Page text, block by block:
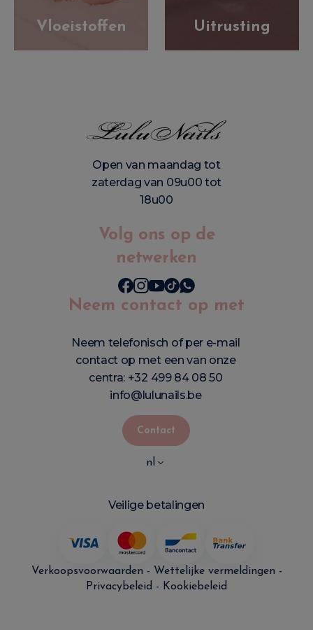
Vloeistoffen Uitrusting
Open van maandag tot
zaterdag van 09u00 tot
18u00
Volg ons op de
netwerken
Neem contact op met
Neem telefonisch of per e-mail
contact op met een van onze
centra: +32 499 84 08 50
info@lulunails.be
Contact
nl
Veilige betalingen
Verkoopsvoorwaarden - Wettelijke vermeldingen -
Privacybeleid - Kookiebeleid